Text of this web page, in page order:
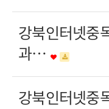
강북인터넷중
과…
강북인터넷중